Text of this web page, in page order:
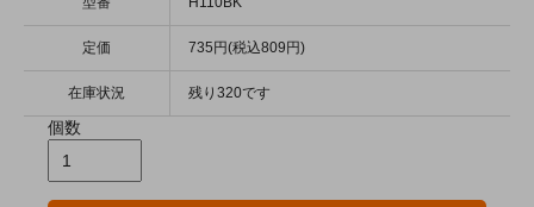
定価 735円(税込809円)
在庫状況 残り320です
個数